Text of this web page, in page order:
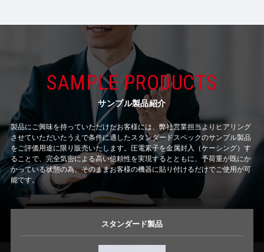
SAMPLE PRODUCTS
サンプル製品紹介
製品にご興味を持っていただけたお客様には、弊社営業担当よりヒアリング
させていただいたうえで条件に適したスタンダードスペックのサンプル製品
をご評価用途に限り販売いたします。 圧電素子を金属封入（ケーシング）す
ることで、完全気密による高い信頼性を実現するとともに、 予荷重が既にか
かっている状態の為、そのままお客様の機器に貼り付けるだけでご使用が可
能です。
スタンダード製品